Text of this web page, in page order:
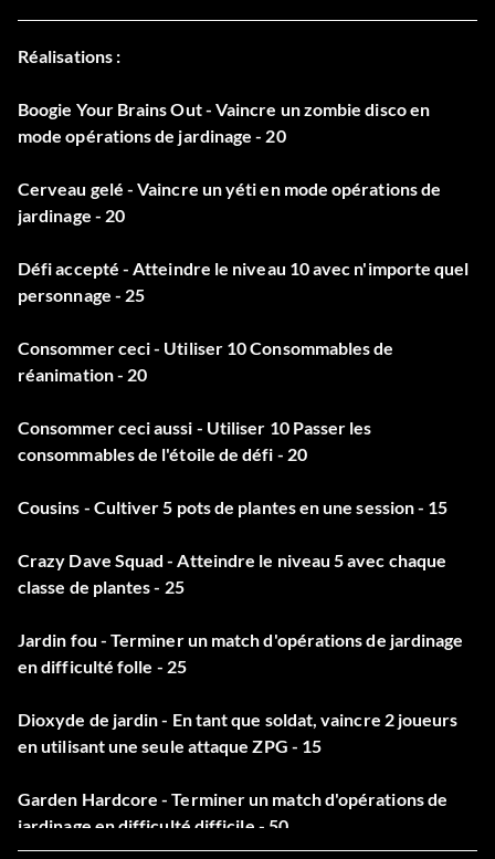
Réalisations :
Boogie Your Brains Out - Vaincre un zombie disco en
mode opérations de jardinage - 20
Cerveau gelé - Vaincre un yéti en mode opérations de
jardinage - 20
Défi accepté - Atteindre le niveau 10 avec n'importe quel
personnage - 25
Consommer ceci - Utiliser 10 Consommables de
réanimation - 20
Consommer ceci aussi - Utiliser 10 Passer les
consommables de l'étoile de défi - 20
Cousins - Cultiver 5 pots de plantes en une session - 15
Crazy Dave Squad - Atteindre le niveau 5 avec chaque
classe de plantes - 25
Jardin fou - Terminer un match d'opérations de jardinage
en difficulté folle - 25
Dioxyde de jardin - En tant que soldat, vaincre 2 joueurs
en utilisant une seule attaque ZPG - 15
Garden Hardcore - Terminer un match d'opérations de
jardinage en difficulté difficile - 50